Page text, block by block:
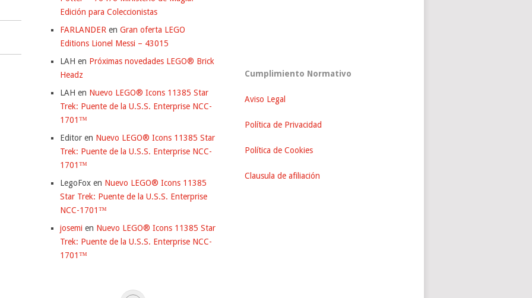
Edición para Coleccionistas
FARLANDER en Gran oferta LEGO
Editions Lionel Messi – 43015
LAH en Próximas novedades LEGO® Brick
Headz
LAH en Nuevo LEGO® Icons 11385 Star
Trek: Puente de la U.S.S. Enterprise NCC-
1701™
Editoren Nuevo LEGO® Icons 11385 Star
Trek: Puente de la U.S.S. Enterprise NCC-
1701™
LegoFoxen Nuevo LEGO® Icons 11385
Star Trek: Puente de la U.S.S. Enterprise
NCC-1701™
josemi en Nuevo LEGO® Icons 11385 Star
Trek: Puente de la U.S.S. Enterprise NCC-
1701™
Cumplimiento Normativo
Aviso Legal
Política de Privacidad
Política de Cookies
Clausula de afiliación